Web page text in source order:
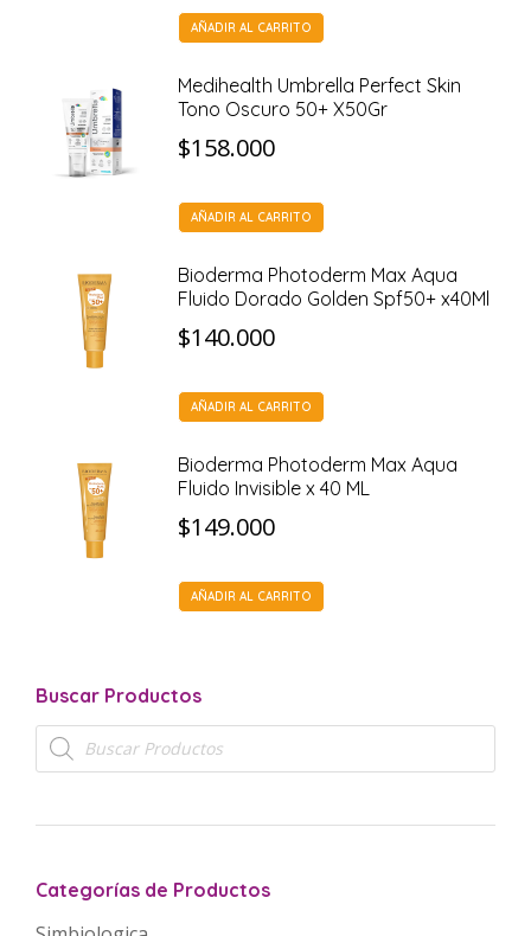
5.00de 5
AÑADIR AL CARRITO
Medihealth Umbrella Perfect Skin
Tono Oscuro 50+ X50Gr
$158.000
AÑADIR AL CARRITO
Bioderma Photoderm Max Aqua
Fluido Dorado Golden Spf50+ x40Ml
$140.000
AÑADIR AL CARRITO
Bioderma Photoderm Max Aqua
Fluido Invisible x 40 ML
$149.000
AÑADIR AL CARRITO
Buscar Productos
Búsqueda
de
productos
Categorías de Productos